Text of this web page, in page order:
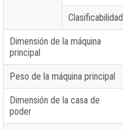
Clasificabilidad
Dimensión de la máquina
principal
Peso de la máquina principal
Dimensión de la casa de
poder